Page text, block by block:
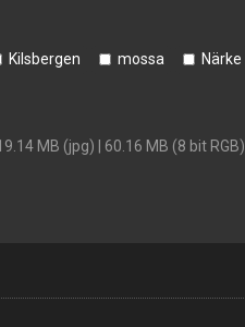
Kilsbergen mossa Närke
MB (jpg) | 60.16 MB (8 bit RGB)